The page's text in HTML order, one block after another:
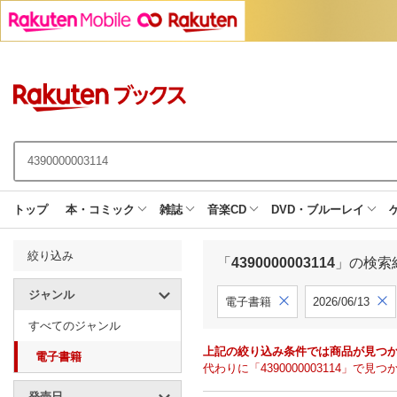
トップ 本・コミック 雑誌 音楽CD DVD・ブルーレイ
絞り込み
ジャンル
すべてのジャンル
電子書籍
「 4390000003114 」の検索
電子書籍 2026/06/13
上記の絞り込み条件では商品が見つ
代わりに「4390000003114」で見つ